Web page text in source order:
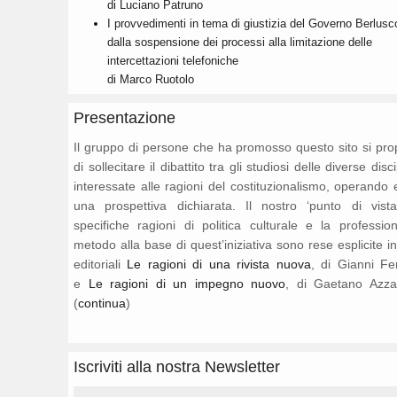
di Luciano Patruno
I provvedimenti in tema di giustizia del Governo
dalla sospensione dei processi alla limitazione delle
intercettazioni telefoniche
di Marco Ruotolo
Presentazione
Il gruppo di persone che ha promosso questo sito si
di sollecitare il dibattito tra gli studiosi delle diverse
interessate alle ragioni del costituzionalismo, operando
una prospettiva dichiarata. Il nostro ‘punto di
specifiche ragioni di politica culturale e la
metodo alla base di quest’iniziativa sono rese esplicite
editoriali Le ragioni di una rivista nuova , di Gianni
e Le ragioni di un impegno nuovo , di Gaetano
(continua)
Iscriviti alla nostra Newsletter